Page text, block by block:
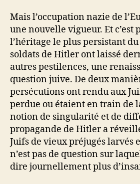
Mais l’occupation nazie de
une nouvelle vigueur. Et c’est
l’héritage le plus persistant
soldats de Hitler ont laissé
autres pestilences, une
question juive. De deux
persécutions ont rendu aux
perdue ou étaient en train de
notion de singularité et de
propagande de Hitler a
Juifs de vieux préjugés larvés
n’est pas de question sur
dire journellement plus